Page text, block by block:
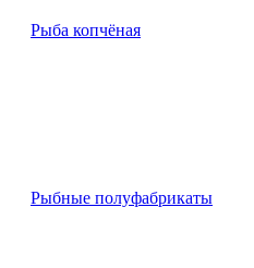
Рыба копчёная
Рыбные полуфабрикаты